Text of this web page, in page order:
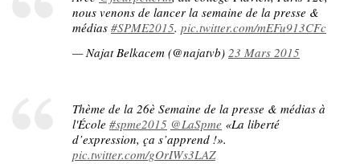
nous venons de lancer la semaine de la presse &
médias #SPME2015. pic.twitter.com/mEFu913CFc
— Najat Belkacem (@najatvb) 23 Mars 2015
Thème de la 26è Semaine de la presse & médias à
l'École #spme2015 @LaSpme «La liberté
d’expression, ça s’apprend !».
pic.twitter.com/gOrIWs3LAZ